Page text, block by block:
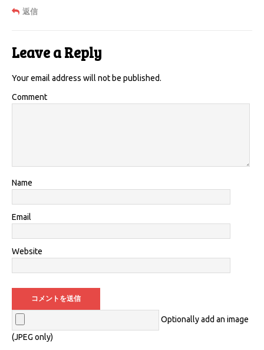
返信
Leave a Reply
Your email address will not be published.
Comment
Name
Email
Website
Optionally add an image
(JPEG only)